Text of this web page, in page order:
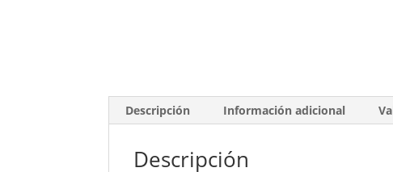
Descripción Información adicional
Descripción